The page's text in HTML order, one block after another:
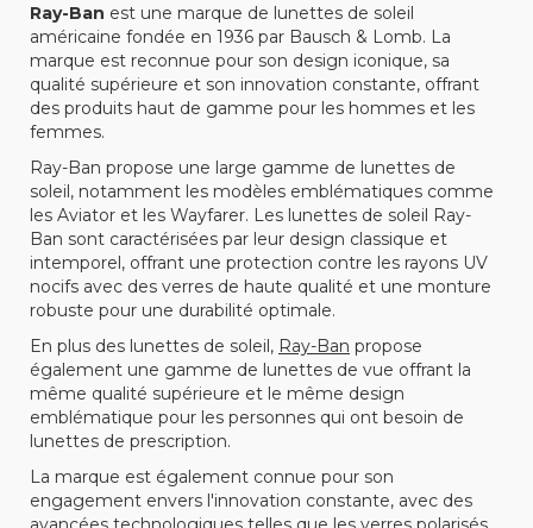
Ray-Ban est une marque de lunettes de soleil
américaine fondée en 1936 par Bausch & Lomb. La
marque est reconnue pour son design iconique, sa
qualité supérieure et son innovation constante, offrant
des produits haut de gamme pour les hommes et les
femmes.
Ray-Ban propose une large gamme de lunettes de
soleil, notamment les modèles emblématiques comme
les Aviator et les Wayfarer. Les lunettes de soleil Ray-
Ban sont caractérisées par leur design classique et
intemporel, offrant une protection contre les rayons UV
nocifs avec des verres de haute qualité et une monture
robuste pour une durabilité optimale.
En plus des lunettes de soleil, Ray-Ban propose
également une gamme de lunettes de vue offrant la
même qualité supérieure et le même design
emblématique pour les personnes qui ont besoin de
lunettes de prescription.
La marque est également connue pour son
engagement envers l'innovation constante, avec des